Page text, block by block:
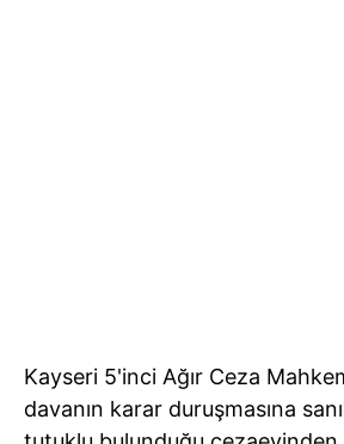
Kayseri 5'inci Ağır Ceza
davanın karar duruşmasına